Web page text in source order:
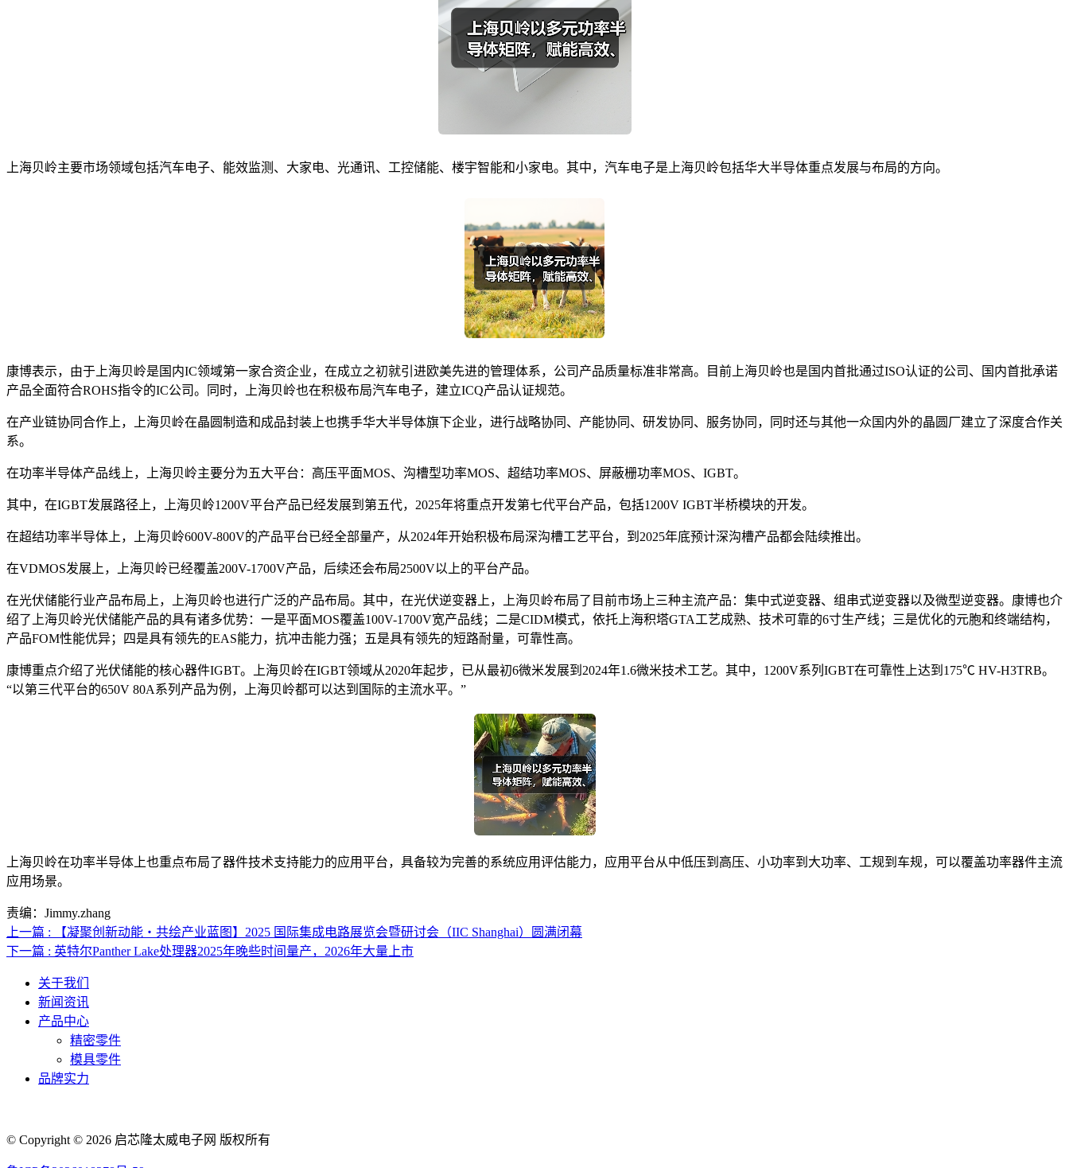
上海贝岭主要市场领域包括汽车电子、能效监测、大家电、光通讯、工控储能、楼宇智能和小家电。其中，汽车电子是上海贝岭包括华大半导体重点发展与布局的方向。
康博表示，由于上海贝岭是国内IC领域第一家合资企业，在成立之初就引进欧美先进的管理体系，公司产品质量标准非常高。目前上海贝岭也是国内首批通过ISO认证的公司、国内首批承诺
产品全面符合ROHS指令的IC公司。同时，上海贝岭也在积极布局汽车电子，建立ICQ产品认证规范。
在产业链协同合作上，上海贝岭在晶圆制造和成品封装上也携手华大半导体旗下企业，进行战略协同、产能协同、研发协同、服务协同，同时还与其他一众国内外的晶圆厂建立了深度合作关
系。
在功率半导体产品线上，上海贝岭主要分为五大平台：高压平面MOS、沟槽型功率MOS、超结功率MOS、屏蔽栅功率MOS、IGBT。
其中，在IGBT发展路径上，上海贝岭1200V平台产品已经发展到第五代，2025年将重点开发第七代平台产品，包括1200V IGBT半桥模块的开发。
在超结功率半导体上，上海贝岭600V-800V的产品平台已经全部量产，从2024年开始积极布局深沟槽工艺平台，到2025年底预计深沟槽产品都会陆续推出。
在VDMOS发展上，上海贝岭已经覆盖200V-1700V产品，后续还会布局2500V以上的平台产品。
在光伏储能行业产品布局上，上海贝岭也进行广泛的产品布局。其中，在光伏逆变器上，上海贝岭布局了目前市场上三种主流产品：集中式逆变器、组串式逆变器以及微型逆变器。康博也介
绍了上海贝岭光伏储能产品的具有诸多优势：一是平面MOS覆盖100V-1700V宽产品线；二是CIDM模式，依托上海积塔GTA工艺成熟、技术可靠的6寸生产线；三是优化的元胞和终端结构，
产品FOM性能优异；四是具有领先的EAS能力，抗冲击能力强；五是具有领先的短路耐量，可靠性高。
康博重点介绍了光伏储能的核心器件IGBT。上海贝岭在IGBT领域从2020年起步，已从最初6微米发展到2024年1.6微米技术工艺。其中，1200V系列IGBT在可靠性上达到175℃ HV-H3TRB。
“以第三代平台的650V 80A系列产品为例，上海贝岭都可以达到国际的主流水平。”
上海贝岭在功率半导体上也重点布局了器件技术支持能力的应用平台，具备较为完善的系统应用评估能力，应用平台从中低压到高压、小功率到大功率、工规到车规，可以覆盖功率器件主流
应用场景。
责编：Jimmy.zhang
上一篇 : 【凝聚创新动能・共绘产业蓝图】2025 国际集成电路展览会暨研讨会（IIC Shanghai）圆满闭幕
下一篇 : 英特尔Panther Lake处理器2025年晚些时间量产，2026年大量上市
关于我们
新闻资讯
产品中心
精密零件
模具零件
品牌实力
© Copyright © 2026 启芯隆太威电子网 版权所有